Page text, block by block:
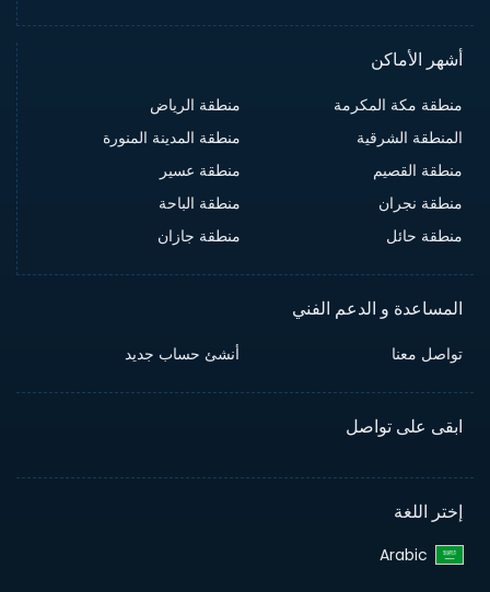
أشهر الأماكن
منطقة مكة المكرمة
منطقة الرياض
المنطقة الشرقية
منطقة المدينة المنورة
منطقة القصيم
منطقة عسير
منطقة نجران
منطقة الباحة
منطقة حائل
منطقة جازان
المساعدة و الدعم الفني
تواصل معنا أنشئ حساب جديد
ابقى على تواصل
إختر اللغة
Arabic‎